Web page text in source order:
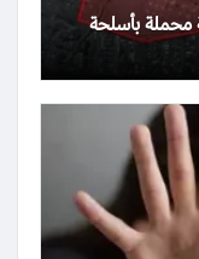
إيرانية محملة بأسلحة